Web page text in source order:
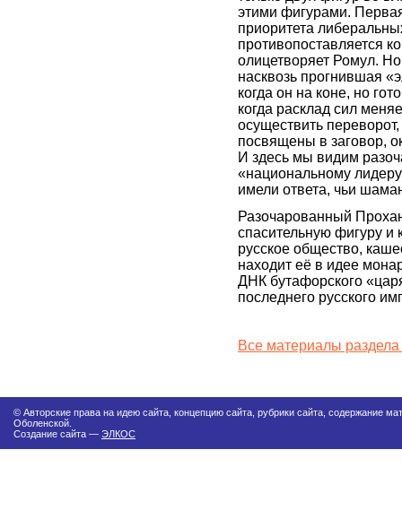
этими фигурами.
приоритета
противопоставляется
олицетворяет Ромул.
насквозь прогнившая
когда он на коне, но
когда расклад сил
осуществить
посвящены в заговор,
И здесь мы видим
«национальному
имели ответа, чьи
Разочарованный
спасительную фигуру и
русское общество,
находит её в идее
ДНК бутафорского
последнего русского
Все материалы
© Авторские права на идею сайта, концепцию сайта, рубрики сайта, содержание
Оболенской.
Создание сайта — ЭЛКОС